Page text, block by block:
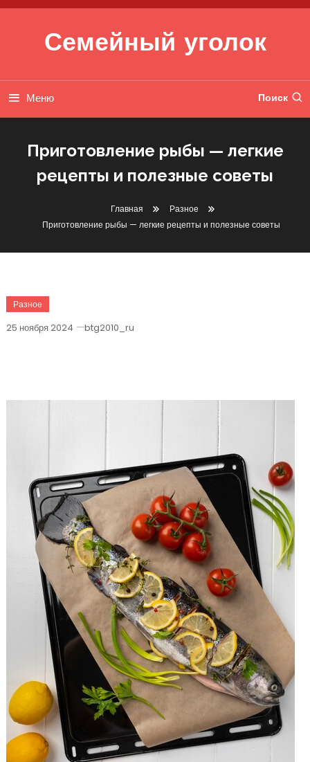
Перейти к содержимому
Семейный уголок
Меню Поиск
Приготовление рыбы — легкие
рецепты и полезные советы
Главная
Разное
Приготовление рыбы — легкие рецепты и полезные советы
Разное
25 ноября 2024 btg2010_ru